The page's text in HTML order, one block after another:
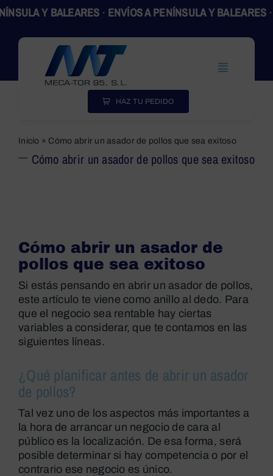
Skip
to
content
Y BALEARES·ENVÍOS A PENÍNSULA Y BALEARES·
Toggle
Empresa
SEARCH
FOR:
HAZ TU PEDIDO
Inicio » Cómo abrir un asador de pollos que sea exitoso
Cómo abrir un asador de pollos que sea exitoso
Cómo abrir un asador de
pollos que sea exitoso
Si estás pensando en abrir un asador de pollos,
este artículo te viene como anillo al dedo. Para
que el negocio sea rentable hay ciertas
variables a considerar, que te contamos en las
siguientes líneas.
¿Qué planificar antes de abrir un asador
de pollos?
Tal vez uno de los aspectos más importantes a
la hora de arrancar un negocio de cara al
público es la localización. De esa forma, será
posible determinar si hay competencia o por el
contrario ese negocio es único.